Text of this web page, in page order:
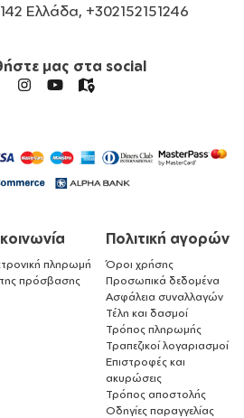
Ελλάδα, +302152151246
μας στα social
πληρωμή
πρόσβασης
Πολιτική αγορών
Όροι χρήσης
Προσωπικά δεδομένα
Ασφάλεια συναλλαγών
Τέλη και δασμοί
Τρόπος πληρωμής
Τραπεζικοί λογαριασμοί
Επιστροφές και
ακυρώσεις
Τρόπος αποστολής
Οδηγίες παραγγελίας